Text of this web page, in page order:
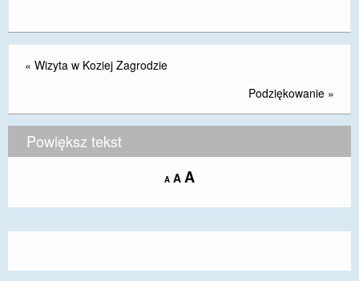
« Wizyta w Koziej Zagrodzie
Podziękowanie »
Powiększ tekst
A Decrease
size.
A Reset
size.
AIncrease
size.